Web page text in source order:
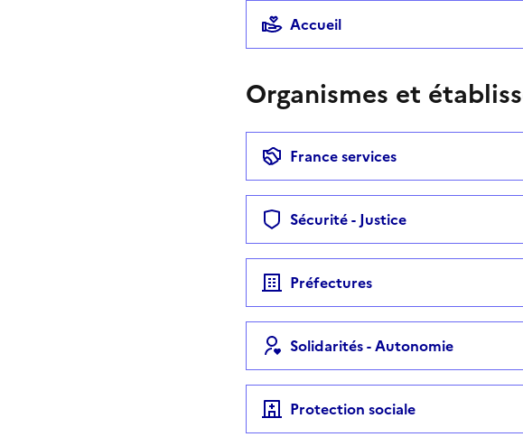
Accueil
Organismes et
France services
Sécurité - Justice
Préfectures
Solidarités - Autonomie
Protection sociale